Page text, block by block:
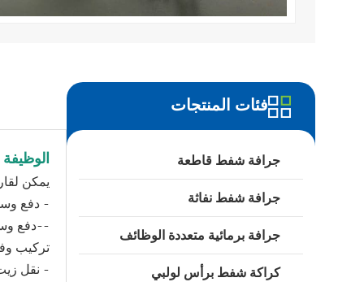
فئات المنتجات
جرافة شفط قاطعة
جرافة شفط نفاثة
جرافة برمائية متعددة الوظائف
كراكة شفط برأس لولبي
يمكن
- دفع
--دفع
تركيب
- نقل